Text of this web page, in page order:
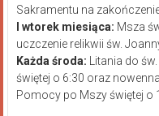
Sakramentu na
I wtorek miesiąca: Msza
uczczenie relikwii św.
Każda środa: Litania do
świętej o 6:30 oraz
Pomocy po Mszy świętej o